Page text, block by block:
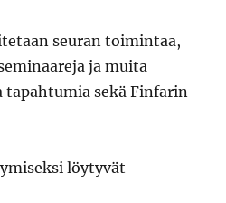
seuran toimintaa,
ja muita
sekä Finfarin
löytyvät